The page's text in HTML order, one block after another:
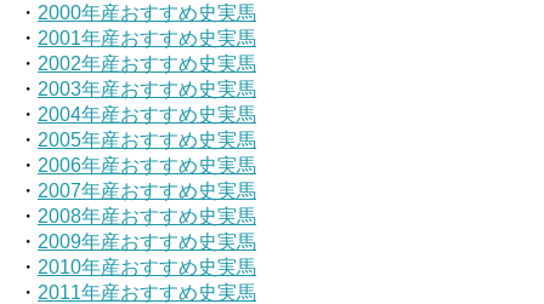
・ 2000年産おすすめ史実馬
・ 2001年産おすすめ史実馬
・ 2002年産おすすめ史実馬
・ 2003年産おすすめ史実馬
・ 2004年産おすすめ史実馬
・ 2005年産おすすめ史実馬
・ 2006年産おすすめ史実馬
・ 2007年産おすすめ史実馬
・ 2008年産おすすめ史実馬
・ 2009年産おすすめ史実馬
・ 2010年産おすすめ史実馬
・ 2011年産おすすめ史実馬